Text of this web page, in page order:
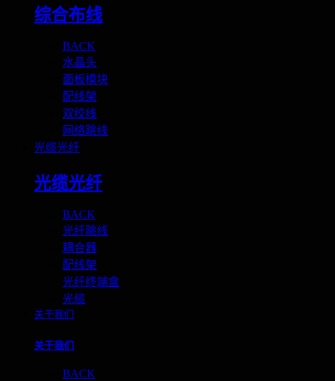
综合布线
BACK
水晶头
面板模块
配线架
双绞线
网络跳线
光缆光纤
光缆光纤
BACK
光纤跳线
耦合器
配线架
光纤终端盒
光缆
关于我们
关于我们
BACK